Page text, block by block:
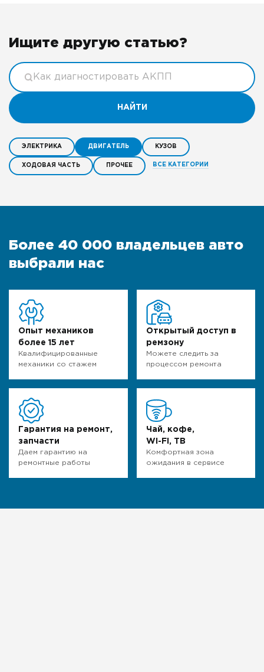
Ищите другую статью?
НАЙТИ
ЭЛЕКТРИКА ДВИГАТЕЛЬ КУЗОВ
ХОДОВАЯ ЧАСТЬ ПРОЧЕЕ ВСЕ КАТЕГОРИИ
Более 40 000 владельцев авто
выбрали нас
Опыт механиков
более 15 лет
Квалифицированные
механики со стажем
Открытый доступ в
ремзону
Можете следить за
процессом ремонта
Гарантия на ремонт,
запчасти
Даем гарантию на
ремонтные работы
Чай, кофе,
WI-FI, ТВ
Комфортная зона
ожидания в сервисе